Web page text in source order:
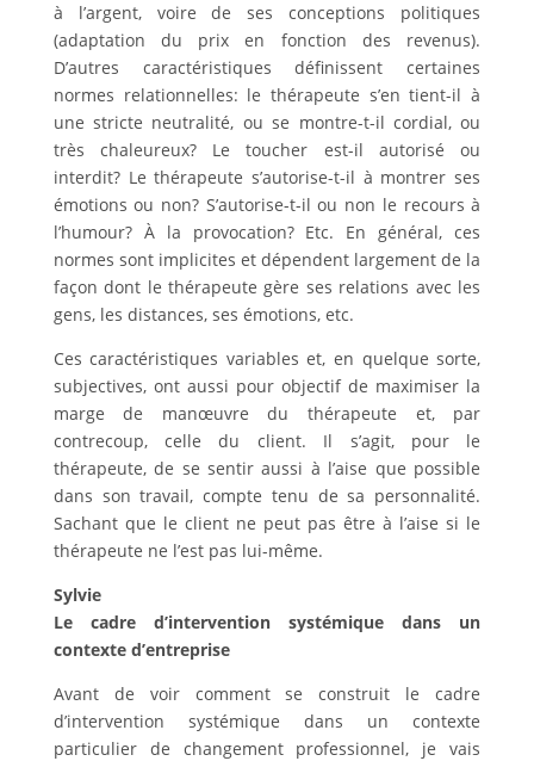
à l’argent, voire de ses conceptions politiques
(adaptation du prix en fonction des revenus).
D’autres caractéristiques définissent certaines
normes relationnelles: le thérapeute s’en tient-il à
une stricte neutralité, ou se montre-t-il cordial, ou
très chaleureux? Le toucher est-il autorisé ou
interdit? Le thérapeute s’autorise-t-il à montrer ses
émotions ou non? S’autorise-t-il ou non le recours à
l’humour? À la provocation? Etc. En général, ces
normes sont implicites et dépendent largement de la
façon dont le thérapeute gère ses relations avec les
gens, les distances, ses émotions, etc.
Ces caractéristiques variables et, en quelque sorte,
subjectives, ont aussi pour objectif de maximiser la
marge de manœuvre du thérapeute et, par
contrecoup, celle du client. Il s’agit, pour le
thérapeute, de se sentir aussi à l’aise que possible
dans son travail, compte tenu de sa personnalité.
Sachant que le client ne peut pas être à l’aise si le
thérapeute ne l’est pas lui-même.
Sylvie
Le cadre d’intervention systémique dans un
contexte d’entreprise
Avant de voir comment se construit le cadre
d’intervention systémique dans un contexte
particulier de changement professionnel, je vais